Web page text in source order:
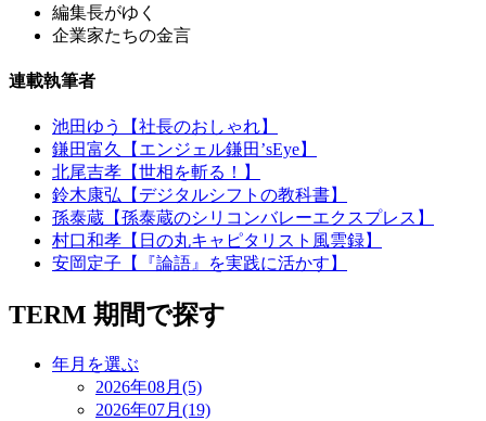
編集長がゆく
企業家たちの金言
連載執筆者
池田ゆう【社長のおしゃれ】
鎌田富久【エンジェル鎌田’sEye】
北尾吉孝【世相を斬る！】
鈴木康弘【デジタルシフトの教科書】
孫泰蔵【孫泰蔵のシリコンバレーエクスプレス】
村口和孝【日の丸キャピタリスト風雲録】
安岡定子【『論語』を実践に活かす】
TERM 期間で探す
年月を選ぶ
2026年08月(5)
2026年07月(19)